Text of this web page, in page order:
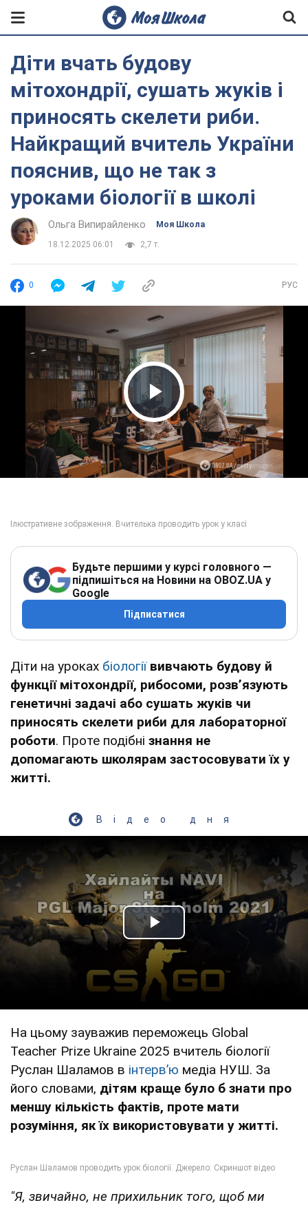
Діти вчать будову
мітохондрії, сушать жуків і
приносять скелети риби.
Найкращий вчитель України
пояснив, що не так з
уроками біології в школі
Ольга Випирайленко Моя Школа
18.12.2025 06:01 2,7 т.
0 РУС
Play Video
Будьте першими у курсі головного —
підпишіться на Новини на OBOZ.UA у
Google
Підписатися
Діти на уроках біології вивчають будову й
функції мітохондрії, рибосоми, розвʼязують
генетичні задачі або сушать жуків чи
приносять скелети риби для лабораторної
роботи. Проте подібні знання не
допомагають школярам застосовувати їх у
житті.
Відео дня
Play Video
На цьому зауважив переможець Global
Teacher Prize Ukraine 2025 вчитель біології
Руслан Шаламов в інтервʼю медіа НУШ. За
його словами, дітям краще було б знати про
меншу кількість фактів, проте мати
розуміння, як їх використовувати у житті.
"Я, звичайно, не прихильник того, щоб ми